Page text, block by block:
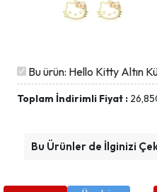
Bu ürün: Hello Kitty Altın
Toplam İndirimli Fiyat :
Bu Ürünler de İlginizi